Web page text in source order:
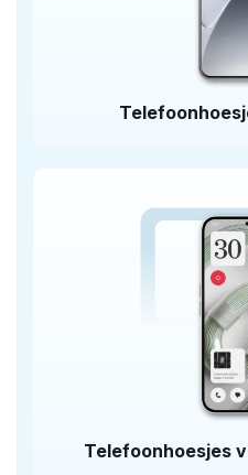
Telefoonhoesjes